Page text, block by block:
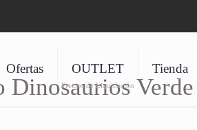
Ofertas OUTLET
Precios de Liquidación
Tienda
Dinosaurios